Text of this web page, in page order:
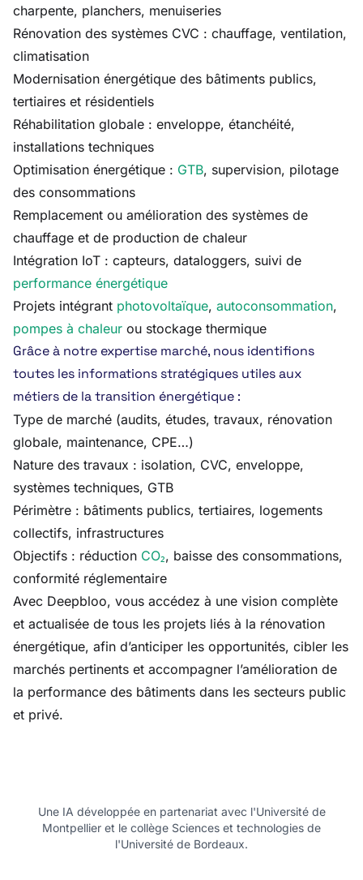
charpente, planchers, menuiseries
Rénovation des systèmes CVC : chauffage, ventilation,
climatisation
Modernisation énergétique des bâtiments publics,
tertiaires et résidentiels
Réhabilitation globale : enveloppe, étanchéité,
installations techniques
Optimisation énergétique : GTB, supervision, pilotage
des consommations
Remplacement ou amélioration des systèmes de
chauffage et de production de chaleur
Intégration IoT : capteurs, dataloggers, suivi de
performance énergétique
Projets intégrant photovoltaïque, autoconsommation,
pompes à chaleur ou stockage thermique
Grâce à notre expertise marché, nous identifions
toutes les informations stratégiques utiles aux
métiers de la transition énergétique :
Type de marché (audits, études, travaux, rénovation
globale, maintenance, CPE…)
Nature des travaux : isolation, CVC, enveloppe,
systèmes techniques, GTB
Périmètre : bâtiments publics, tertiaires, logements
collectifs, infrastructures
Objectifs : réduction CO₂, baisse des consommations,
conformité réglementaire
Avec Deepbloo, vous accédez à une vision complète
et actualisée de tous les projets liés à la rénovation
énergétique, afin d’anticiper les opportunités, cibler les
marchés pertinents et accompagner l’amélioration de
la performance des bâtiments dans les secteurs public
et privé.
Une IA développée en partenariat avec l'Université de
Montpellier et le collège Sciences et technologies de
l'Université de Bordeaux.